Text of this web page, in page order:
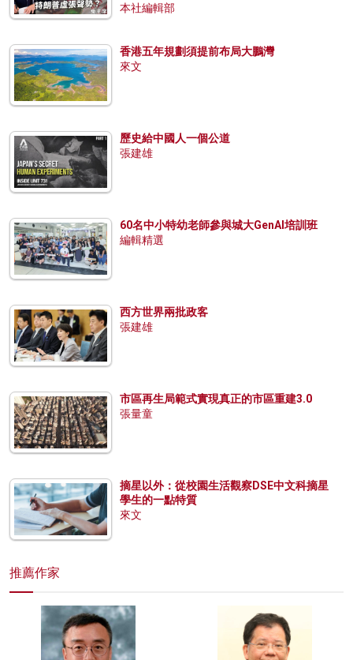
本社編輯部
香港五年規劃須提前布局大鵬灣
來文
歷史給中國人一個公道
張建雄
60名中小特幼老師參與城大GenAI培訓班
編輯精選
西方世界兩批政客
張建雄
市區再生局範式實現真正的市區重建3.0
張量童
摘星以外：從校園生活觀察DSE中文科摘星
學生的一點特質
來文
推薦作家